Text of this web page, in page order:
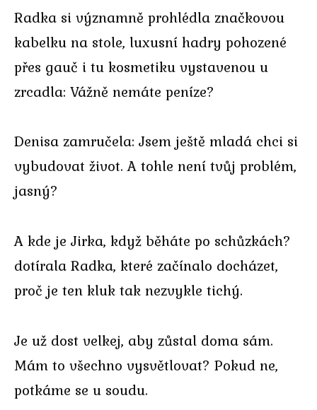
Radka si významně prohlédla značkovou
kabelku na stole, luxusní hadry pohozené
přes gauč i tu kosmetiku vystavenou u
zrcadla: Vážně nemáte peníze?
Denisa zamručela: Jsem ještě mladá chci si
vybudovat život. A tohle není tvůj problém,
jasný?
A kde je Jirka, když běháte po schůzkách?
dotírala Radka, které začínalo docházet,
proč je ten kluk tak nezvykle tichý.
Je už dost velkej, aby zůstal doma sám.
Mám to všechno vysvětlovat? Pokud ne,
potkáme se u soudu.